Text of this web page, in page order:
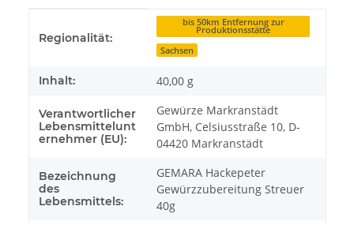
Regionalität:
bis 50km Entfernung zur
Produktionsstätte
Sachsen
Inhalt: 40,00 g
Verantwortlicher
Lebensmittelunt
ernehmer (EU):
Gewürze Markranstädt
GmbH, Celsiusstraße 10, D-
04420 Markranstädt
Bezeichnung
des
Lebensmittels:
GEMARA Hackepeter
Gewürzzubereitung Streuer
40g